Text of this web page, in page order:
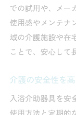
での試用や、メー
使用感やメンテナ
域の介護施設や在
ことで、安心して
介護の安全性を
入浴介助器具を安